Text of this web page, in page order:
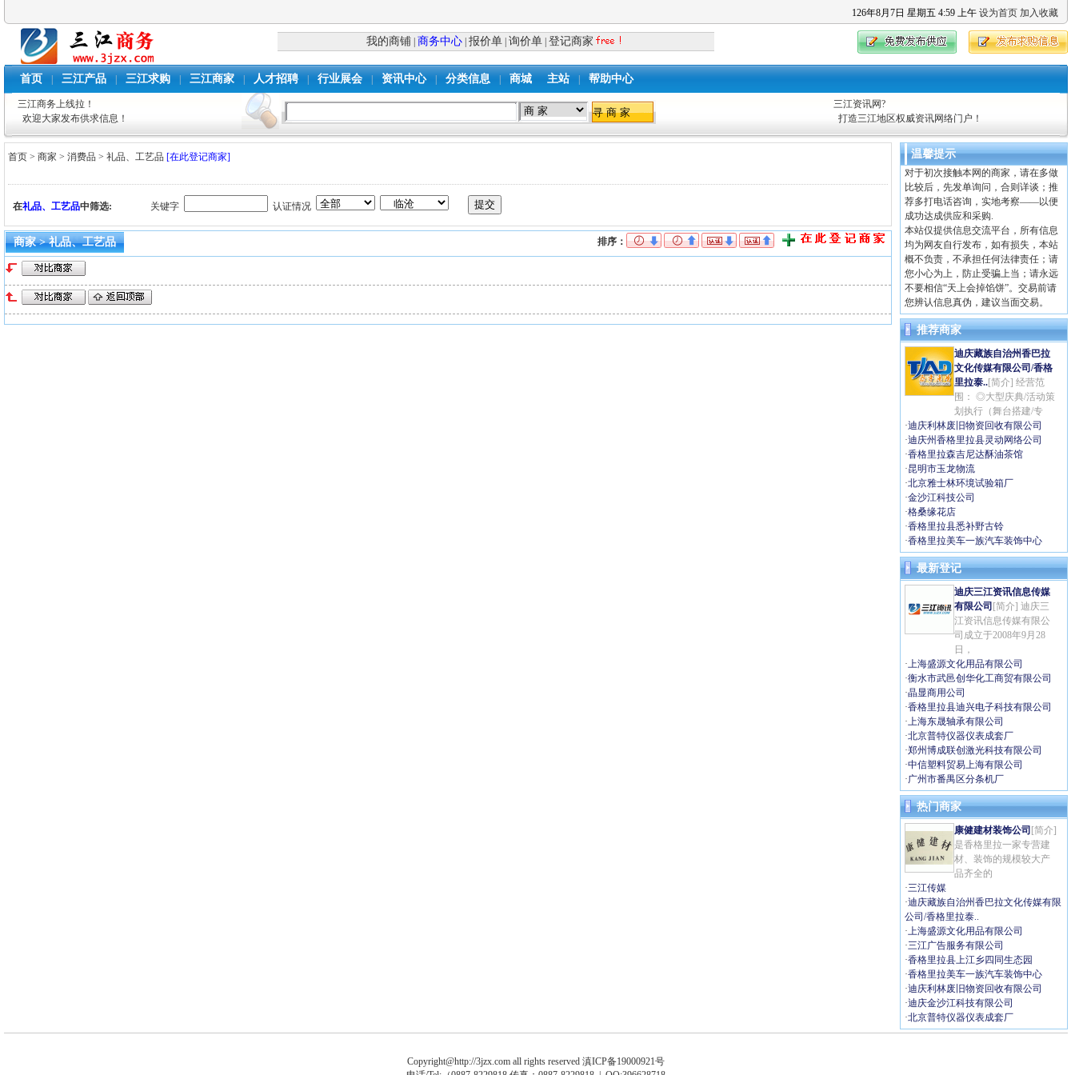
126年8月 7日 星期五 4:59 上午 设为首页 加入收藏
我的商铺 商务中心 报价单 询价单 登记商家
首页 三江产品 三江求购 三江商家 人才招聘 行业展会 资讯中心 分类信息 商城 主站 帮助中心
三江商务上线拉！
欢迎大家发布供求信息！
三江资讯网?
打造三江地区权威资讯网络门户！
首页 >商家 >消费品 >礼品、工艺品 [在此登记商家]
在礼品、工艺品中筛选: 关键字 认证情况
商家 > 礼品、工艺品 排序：
温馨提示
对于初次接触本网的商家，请在多做
比较后，先发单询问，合则详谈；推
荐多打电话咨询，实地考察——以便
成功达成供应和采购.
本站仅提供信息交流平台，所有信息
均为网友自行发布，如有损失，本站
概不负责，不承担任何法律责任；请
您小心为上，防止受骗上当；请永远
不要相信“天上会掉馅饼”。交易前请
您辨认信息真伪，建议当面交易。
推荐商家
迪庆藏族自治州香巴拉
文化传媒有限公司/香格
里拉泰..[简介] 经营范
围： ◎大型庆典/活动策
划执行（舞台搭建/专
·迪庆利林废旧物资回收有限公司
·迪庆州香格里拉县灵动网络公司
·香格里拉森吉尼达酥油茶馆
·昆明市玉龙物流
·北京雅士林环境试验箱厂
·金沙江科技公司
·格桑缘花店
·香格里拉县悉补野古铃
·香格里拉美车一族汽车装饰中心
最新登记
迪庆三江资讯信息传媒
有限公司 [简介] 迪庆三
江资讯信息传媒有限公
司成立于2008年9月28
日，
·上海盛源文化用品有限公司
·衡水市武邑创华化工商贸有限公司
·晶显商用公司
·香格里拉县迪兴电子科技有限公司
·上海东晟轴承有限公司
·北京普特仪器仪表成套厂
·郑州博成联创激光科技有限公司
·中信塑料贸易上海有限公司
·广州市番禺区分条机厂
热门商家
康健建材装饰公司 [简介]
是香格里拉一家专营建
材、装饰的规模较大产
品齐全的
·三江传媒
·迪庆藏族自治州香巴拉文化传媒有限
公司/香格里拉泰..
·上海盛源文化用品有限公司
·三江广告服务有限公司
·香格里拉县上江乡四同生态园
·香格里拉美车一族汽车装饰中心
·迪庆利林废旧物资回收有限公司
·迪庆金沙江科技有限公司
·北京普特仪器仪表成套厂
Copyright@http://3jzx.com all rights reserved滇ICP备19000921号